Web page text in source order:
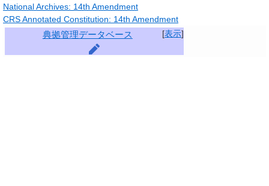
National Archives: 14th Amendment
CRS Annotated Constitution: 14th Amendment
[表示]
典拠管理データベース